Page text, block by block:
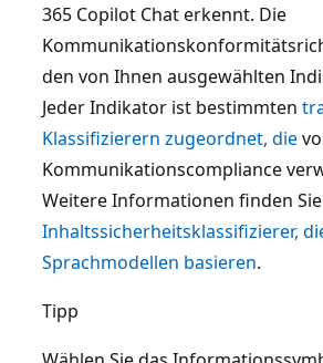
365 Copilot Chat erkennt. Die
den von Ihnen ausgewählten
Jeder Indikator ist bestimmten
Klassifizierern zugeordnet, die
Kommunikationscompliance
Weitere Informationen finden
Inhaltssicherheitsklassifizierer,
Sprachmodellen basieren.
Tipp